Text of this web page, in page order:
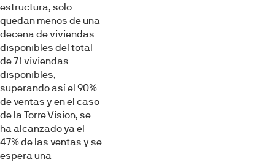
web, quienes pueden combinarla con otra información
que les haya proporcionado o que hayan recopilado a
partir del uso que haya hecho de sus servicios.
Selección
consentimiento
Necesarias
Preferencias
Estadística
estructura, solo
quedan menos de una
decena de viviendas
disponibles del total
de 71 viviendas
disponibles,
superando así el 90%
de ventas y en el caso
de la Torre Vision, se
ha alcanzado ya el
47% de las ventas y se
espera una